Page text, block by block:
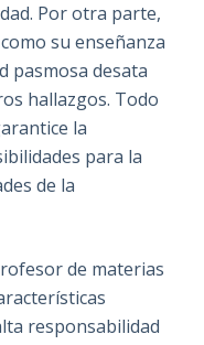
Por otra parte,
su enseñanza
pasmosa desata
hallazgos. Todo
la
para la
de la
de materias
responsabilidad